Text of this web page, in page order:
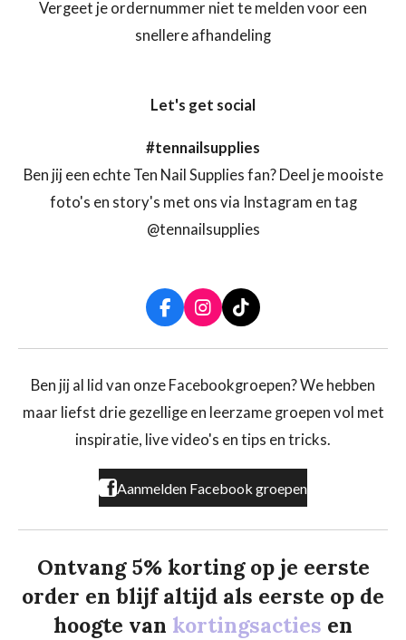
Vergeet je ordernummer niet te melden voor een
snellere afhandeling
Let's get social
#tennailsupplies
Ben jij een echte Ten Nail Supplies fan? Deel je mooiste
foto's en story's met ons via Instagram en tag
@tennailsupplies
F
a
c
b
o
k
I
n
s
a
r
a
T
i
k
o
Ben jij al lid van onze Facebookgroepen? We hebben
maar liefst drie gezellige en leerzame groepen vol met
inspiratie, live video's en tips en tricks.
Aanmelden Facebook groepen
Ontvang 5% korting op je eerste
order en blijf altijd als eerste op de
hoogte van kortingsacties en